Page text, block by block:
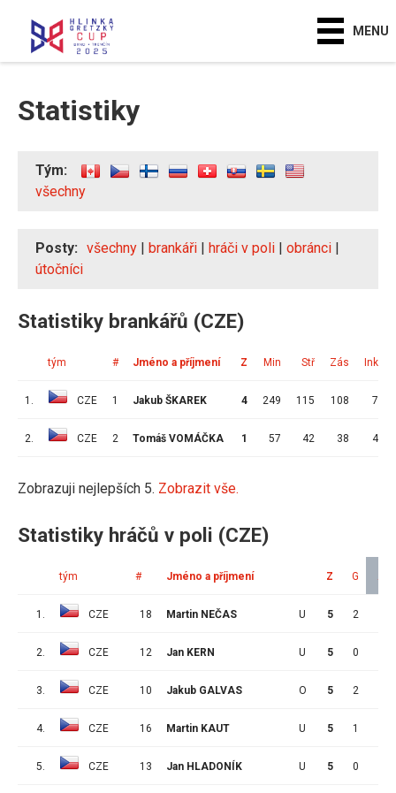
MENU
Statistiky
Tým:
všechny
Posty: všechny | brankáři | hráči v poli | obránci |
útočníci
Statistiky brankářů (CZE)
tým # Jméno a příjmení Z Min Stř Zás Ink
1. CZE 1 Jakub ŠKAREK 4 249 115 108 7
2. CZE 2 Tomáš VOMÁČKA 1 57 42 38 4
Zobrazuji nejlepších 5. Zobrazit vše.
Statistiky hráčů v poli (CZE)
tým # Jméno a příjmení Z G A
1. CZE 18 Martin NEČAS U 5 2
2. CZE 12 Jan KERN U 5 0
3. CZE 10 Jakub GALVAS O 5 2
4. CZE 16 Martin KAUT U 5 1
5. CZE 13 Jan HLADONÍK U 5 0